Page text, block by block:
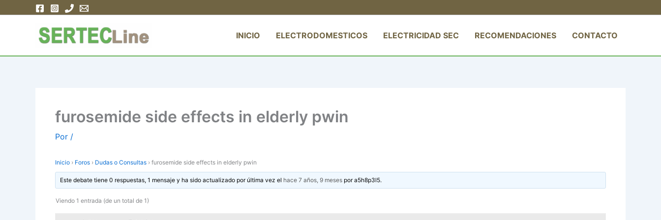
INICIO ELECTRODOMESTICOS ELECTRICIDAD SEC RECOMENDACIONES CONTACTO
furosemide side effects in elderly pwin
Por /
Inicio › Foros › Dudas o Consultas › furosemide side effects in elderly pwin
Este debate tiene 0 respuestas, 1 mensaje y ha sido actualizado por última vez el hace 7 años, 9 meses pora5h8p3l5.
Viendo 1 entrada (de un total de 1)